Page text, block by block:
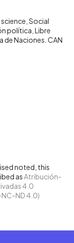
Social
política Libre
de Naciones. CAN
noted, this
asAtribución-
4.0
ND 4.0)